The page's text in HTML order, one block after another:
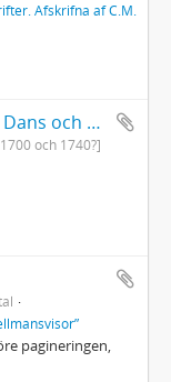
Afskrifna af C.M.
Anders von Düben d.y.: Dans och sångmelodier samt marscher etc., dels i gammal tabulatur, dels i fem-linjesystemets notskrift
och 1740?]
pagineringen,